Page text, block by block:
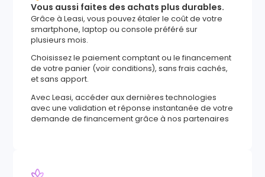
Vous aussi faites des achats plus durables.
Grâce à Leasi, vous pouvez étaler le coût de votre
smartphone, laptop ou console préféré sur
plusieurs mois.
Choisissez le paiement comptant ou le financement
de votre panier (voir conditions), sans frais cachés,
et sans apport.
Avec Leasi, accéder aux dernières technologies
avec une validation et réponse instantanée de votre
demande de financement grâce à nos partenaires